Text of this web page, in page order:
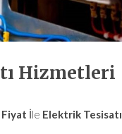
Hizmetleri
Fiyat İle Elektrik Tesisatı